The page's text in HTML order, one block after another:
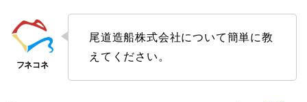
尾道造船株式会社について簡単に教
えてください。